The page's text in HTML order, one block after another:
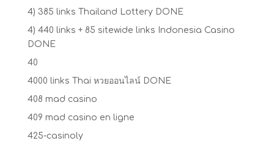
4) 385 links Thailand Lottery DONE
4) 440 links + 85 sitewide links Indonesia Casino
DONE
40
4000 links Thai หวยออนไลน์ DONE
408 mad casino
409 mad casino en ligne
425-casinoly